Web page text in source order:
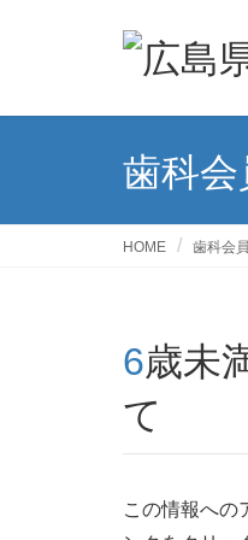
歯科
HOME 歯科会
6歳未満の乳幼児を外来診療した場合の加算につい
て
この情報への